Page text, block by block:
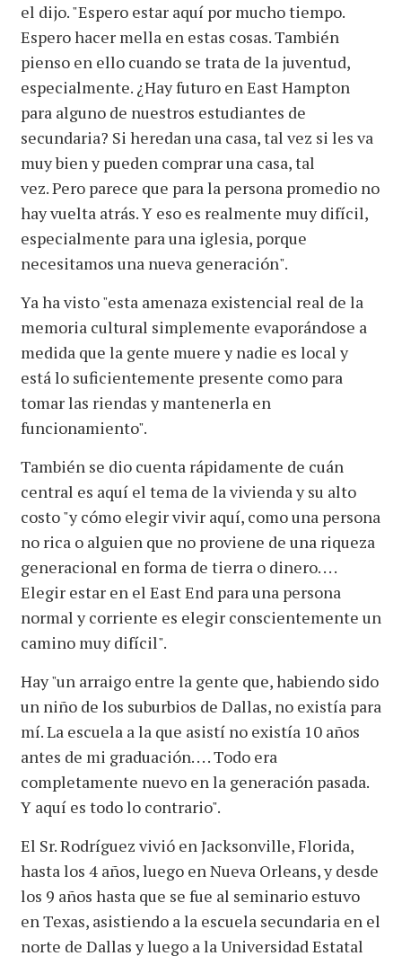
el dijo. "Espero estar aquí por mucho tiempo.
Espero hacer mella en estas cosas. También
pienso en ello cuando se trata de la juventud,
especialmente. ¿Hay futuro en East Hampton
para alguno de nuestros estudiantes de
secundaria? Si heredan una casa, tal vez si les va
muy bien y pueden comprar una casa, tal
vez. Pero parece que para la persona promedio no
hay vuelta atrás. Y eso es realmente muy difícil,
especialmente para una iglesia, porque
necesitamos una nueva generación".
Ya ha visto "esta amenaza existencial real de la
memoria cultural simplemente evaporándose a
medida que la gente muere y nadie es local y
está lo suficientemente presente como para
tomar las riendas y mantenerla en
funcionamiento".
También se dio cuenta rápidamente de cuán
central es aquí el tema de la vivienda y su alto
costo "y cómo elegir vivir aquí, como una persona
no rica o alguien que no proviene de una riqueza
generacional en forma de tierra o dinero. . . .
Elegir estar en el East End para una persona
normal y corriente es elegir conscientemente un
camino muy difícil".
Hay "un arraigo entre la gente que, habiendo sido
un niño de los suburbios de Dallas, no existía para
mí. La escuela a la que asistí no existía 10 años
antes de mi graduación. . . . Todo era
completamente nuevo en la generación pasada.
Y aquí es todo lo contrario".
El Sr. Rodríguez vivió en Jacksonville, Florida,
hasta los 4 años, luego en Nueva Orleans, y desde
los 9 años hasta que se fue al seminario estuvo
en Texas, asistiendo a la escuela secundaria en el
norte de Dallas y luego a la Universidad Estatal